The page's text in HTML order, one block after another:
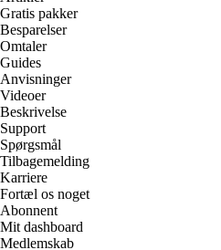
Gratis pakker
Besparelser
Omtaler
Guides
Anvisninger
Videoer
Beskrivelse
Support
Spørgsmål
Tilbagemelding
Karriere
Fortæl os noget
Abonnent
Mit dashboard
Medlemskab